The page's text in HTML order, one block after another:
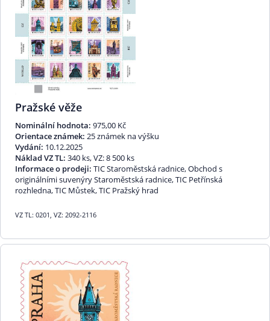
Pražské věže
Nominální hodnota: 975,00 Kč
Orientace známek: 25 známek na výšku
Vydání: 10.12.2025
Náklad VZ TL: 340 ks, VZ: 8 500 ks
Informace o prodeji: TIC Staroměstská radnice, Obchod s
originálními suvenýry Staroměstská radnice, TIC Petřínská
rozhledna, TIC Můstek, TIC Pražský hrad
VZ TL: 0201, VZ: 2092-2116